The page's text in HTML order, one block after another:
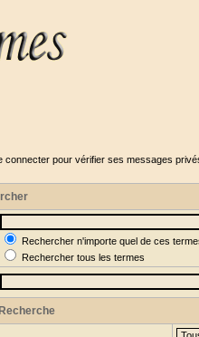
connecter pour vérifier ses messages
Rechercher n'importe quel de ces
Rechercher tous les termes